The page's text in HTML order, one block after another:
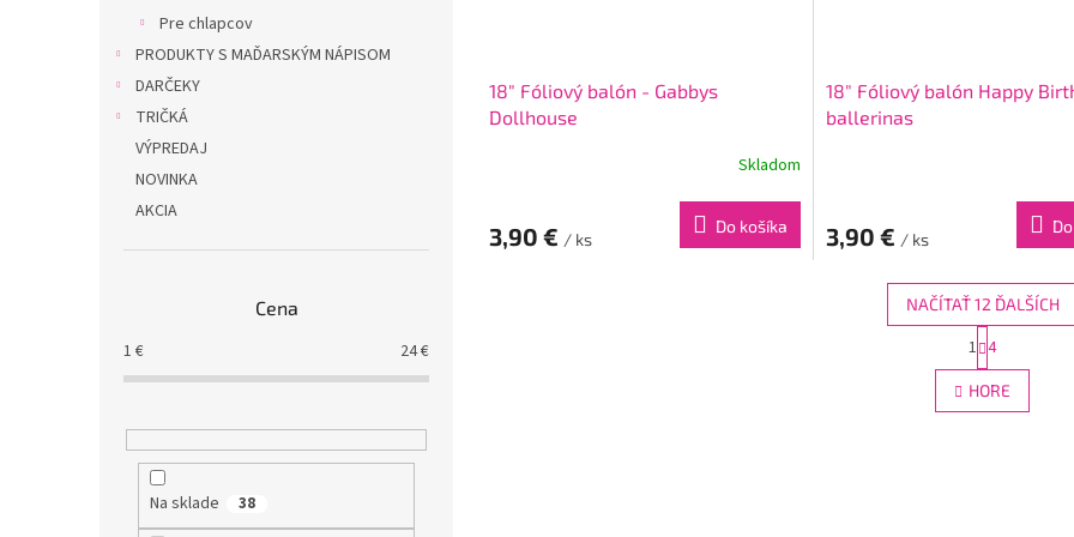
Pre chlapcov
PRODUKTY S MAĎARSKÝM NÁPISOM
DARČEKY
TRIČKÁ
VÝPREDAJ
NOVINKA
AKCIA
Cena
1 € 24€
Na sklade 38
18" Fóliový balón - Gabbys
Dollhouse
Skladom
3,90 € / ks
Do košíka
18" Fóliový balón Happy
ballerinas
3,90 € / ks
O
v
l
NAČÍTAŤ 12 ĎALŠÍCH
t
r
á
n
1 4
HORE